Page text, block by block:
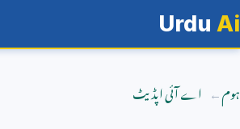
Urdu Ai
ہوم اے آئی اپڈیٹ